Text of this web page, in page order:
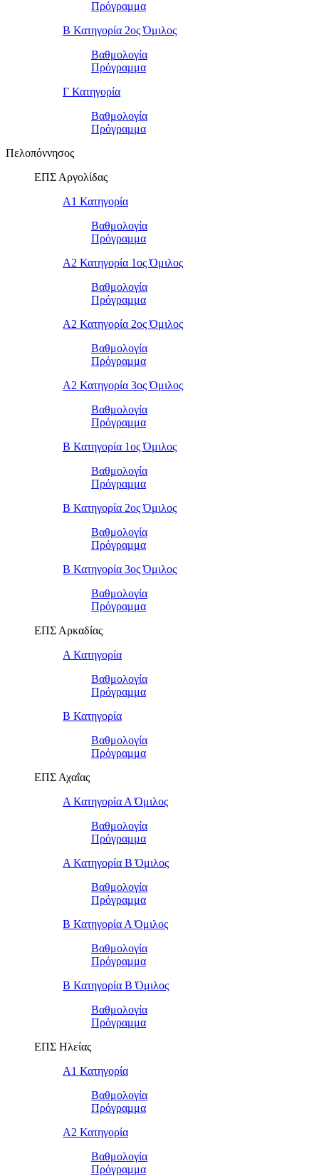
Πρόγραμμα
Β Κατηγορία 2ος Όμιλος
Βαθμολογία
Πρόγραμμα
Γ Κατηγορία
Βαθμολογία
Πρόγραμμα
Πελοπόννησος
ΕΠΣ Αργολίδας
Α1 Κατηγορία
Βαθμολογία
Πρόγραμμα
Α2 Κατηγορία 1ος Όμιλος
Βαθμολογία
Πρόγραμμα
Α2 Κατηγορία 2ος Όμιλος
Βαθμολογία
Πρόγραμμα
Α2 Κατηγορία 3ος Όμιλος
Βαθμολογία
Πρόγραμμα
Β Κατηγορία 1ος Όμιλος
Βαθμολογία
Πρόγραμμα
Β Κατηγορία 2ος Όμιλος
Βαθμολογία
Πρόγραμμα
Β Κατηγορία 3ος Όμιλος
Βαθμολογία
Πρόγραμμα
ΕΠΣ Αρκαδίας
Α Κατηγορία
Βαθμολογία
Πρόγραμμα
Β Κατηγορία
Βαθμολογία
Πρόγραμμα
ΕΠΣ Αχαΐας
Α Κατηγορία Α Όμιλος
Βαθμολογία
Πρόγραμμα
Α Κατηγορία Β Όμιλος
Βαθμολογία
Πρόγραμμα
Β Κατηγορία Α Όμιλος
Βαθμολογία
Πρόγραμμα
Β Κατηγορία Β Όμιλος
Βαθμολογία
Πρόγραμμα
ΕΠΣ Ηλείας
Α1 Κατηγορία
Βαθμολογία
Πρόγραμμα
Α2 Κατηγορία
Βαθμολογία
Πρόγραμμα